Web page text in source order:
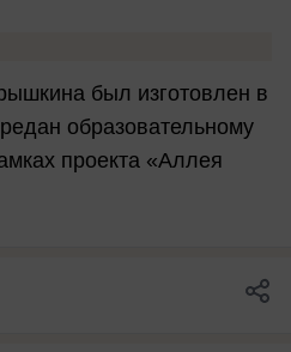
был изготовлен в
образовательному
проекта «Аллея